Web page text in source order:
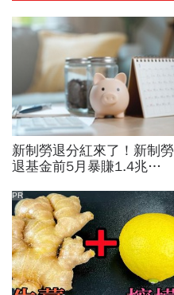
新制勞退分紅來了！新制勞
退基金前5月暴賺1.4兆，
怎麼查？何時能領？
PR